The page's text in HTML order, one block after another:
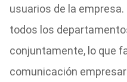
usuarios de la
todos los
conjuntamente, lo que
comunicación